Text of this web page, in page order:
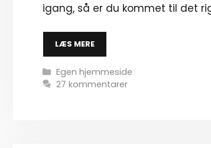
igang, så er du kommet til det
LÆS MERE
Kategorier
Egen hjemmeside
27 kommentarer